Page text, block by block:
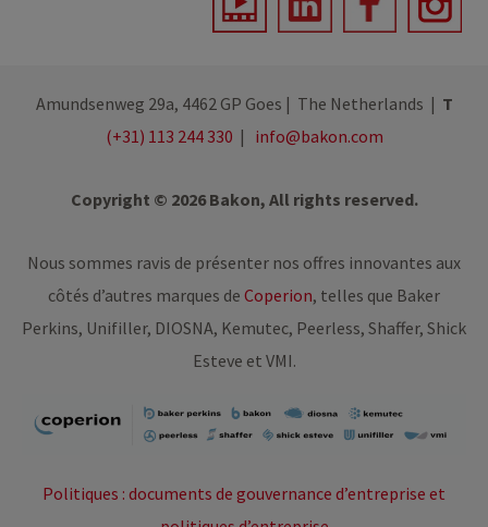
Amundsenweg 29a, 4462 GP Goes | The Netherlands | T
(+31) 113 244 330 | info@bakon.com
Copyright © 2026 Bakon, All rights reserved.
Nous sommes ravis de présenter nos offres innovantes aux
côtés d’autres marques de Coperion, telles que Baker
Perkins, Unifiller, DIOSNA, Kemutec, Peerless, Shaffer, Shick
Esteve et VMI.
Politiques : documents de gouvernance d’entreprise et